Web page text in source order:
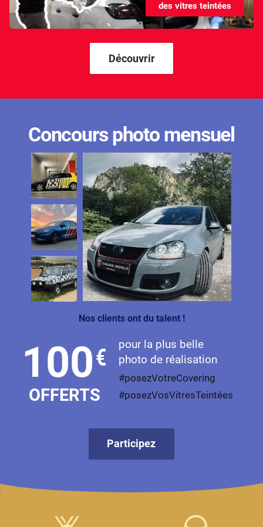
Kandi
Karma
Lada
Land Rover
Ldv
Lexus
Ligier
Lincoln
Livan
Maserati
Maybach
Mazda
MG
des vitres teintées
Découvrir
Concours photo mensuel
Nos clients ont du talent !
100€
OFFERTS
pour la plus belle
photo de réalisation
#posezVotreCovering
#posezVosVitresTeintées
Participez